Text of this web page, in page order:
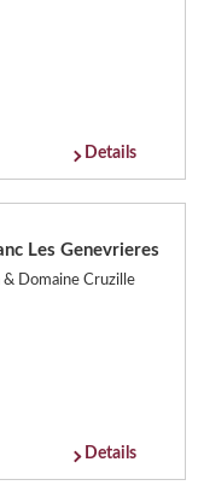
Details
Les Genevrieres
Domaine Cruzille
Details